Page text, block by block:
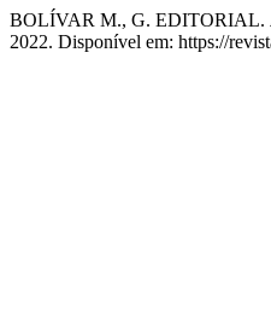
BOLÍVAR M., G. EDITORIAL.
2022. Disponível em: https://